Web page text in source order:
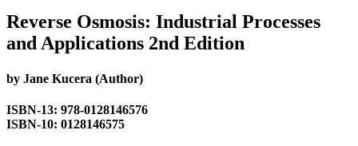
Reverse Osmosis: Industrial Processes
and Applications 2nd Edition
by Jane Kucera (Author)
ISBN-13: 978-0128146576
ISBN-10: 0128146575